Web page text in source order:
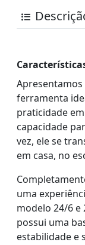
Apresentamos
ferramenta
praticidade
capacidade
vez, ele se
em casa, no
uma
modelo 24/6 e
possui uma
estabilidade e